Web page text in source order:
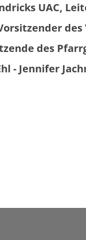
UAC,
des
- Jennifer